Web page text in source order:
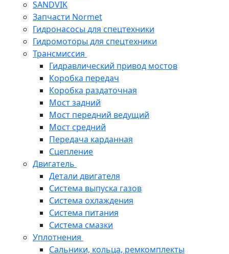
SANDVIK
Запчасти Normet
Гидронасосы для спецтехники
Гидромоторы для спецтехники
Трансмиссия
Гидравлический привод мостов
Коробка передач
Коробка раздаточная
Мост задний
Мост передний ведущий
Мост средний
Передача карданная
Сцепление
Двигатель
Детали двигателя
Система выпуска газов
Система охлаждения
Система питания
Система смазки
Уплотнения
Сальники, кольца, ремкомплекты